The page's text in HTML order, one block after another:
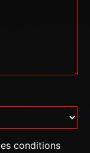
conditions